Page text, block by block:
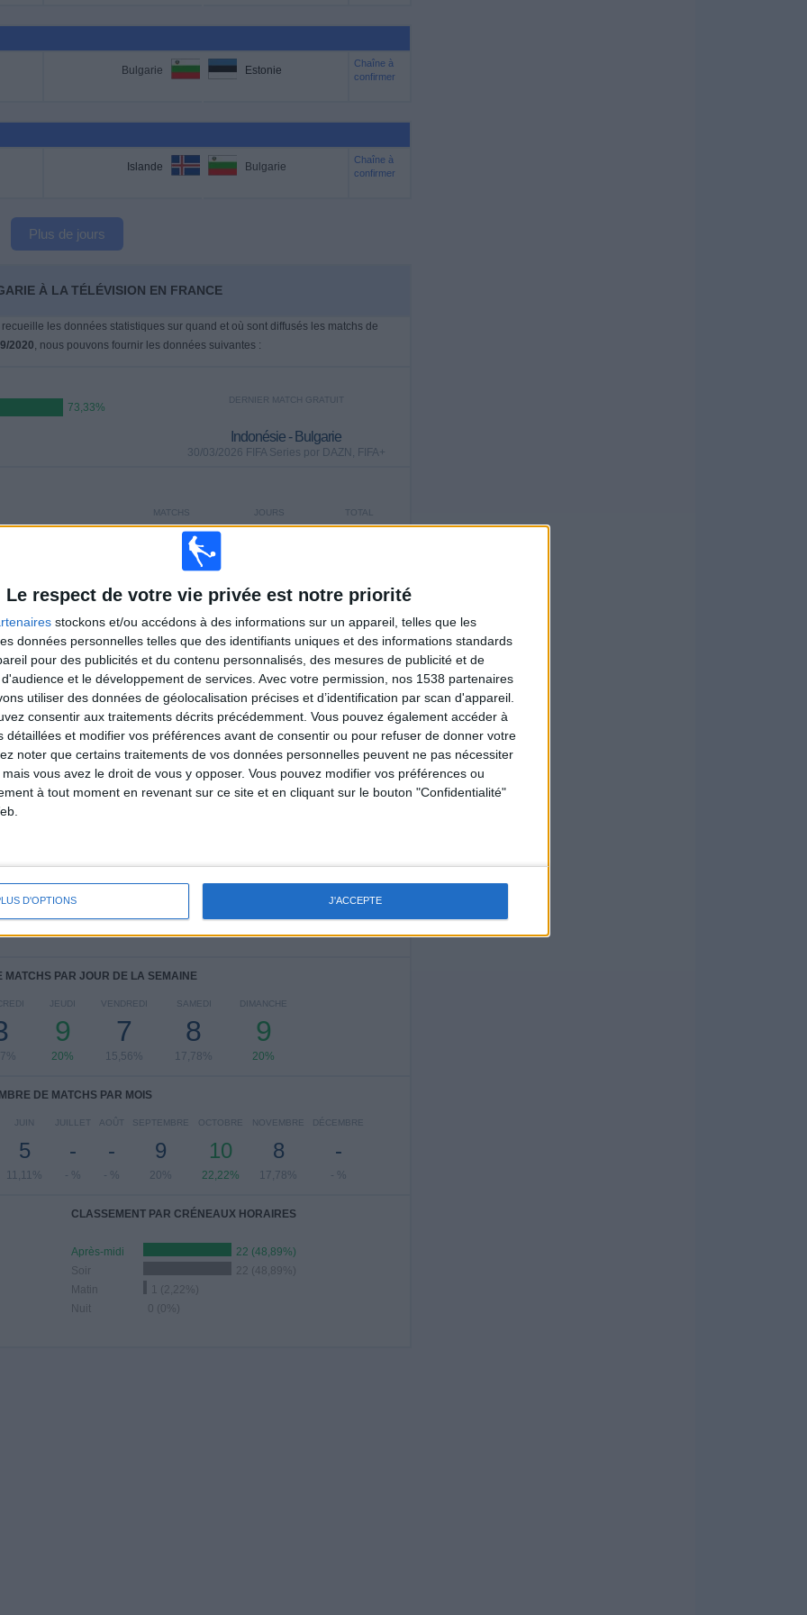
Le respect de votre vie privée est notre priorité
stockons et/ou accédons à des informations sur un appareil, telles que les
données personnelles telles que des identifiants uniques et des informations standards
pour des publicités et du contenu personnalisés, des mesures de publicité et de
et le développement de services. Avec votre permission, nos 1538 partenaires
utiliser des données de géolocalisation précises et d’identification par scan d'appareil.
consentir aux traitements décrits précédemment. Vous pouvez également accéder à
détaillées et modifier vos préférences avant de consentir ou pour refuser de donner votre
noter que certains traitements de vos données personnelles peuvent ne pas nécessiter
vous avez le droit de vous y opposer. Vous pouvez modifier vos préférences ou
à tout moment en revenant sur ce site et en cliquant sur le bouton "Confidentialité"
D'OPTIONS J'ACCEPTE
Bulgarie Estonie
Chaîne à
confirmer
Islande Bulgarie
Chaîne à
confirmer
Plus de jours
À LA TÉLÉVISION EN FRANCE
les données statistiques sur quand et où sont diffusés les matchs de
2020, nous pouvons fournir les données suivantes :
73,33%
DERNIER MATCH GRATUIT
Indonésie - Bulgarie
30/03/2026 FIFA Series por DAZN, FIFA+
TOTAL
JOURS
MATCHS
CONSECUTIFS
TOTAL
26
ADVERSAIRES
MAXIMUM
4
VS République
Irlande
TOTAL
9
COMPÉTITIONS
CLASSEMENT PAR COMPÉTITIONS
Amical
4 (8,89%)
Euro U17
MATCHS PAR JOUR DE LA SEMAINE
JEUDI
9
20%
VENDREDI
7
15,56%
SAMEDI
8
17,78%
DIMANCHE
9
20%
DE MATCHS PAR MOIS
JUIN
5
11,11%
JUILLET
-
- %
AOÛT
-
- %
SEPTEMBRE
9
20%
OCTOBRE
10
22,22%
NOVEMBRE
8
17,78%
DÉCEMBRE
-
- %
CLASSEMENT PAR CRÉNEAUX HORAIRES
Après-midi
22 (48,89%)
Soir
22 (48,89%)
Matin
1 (2,22%)
Nuit
0 (0%)